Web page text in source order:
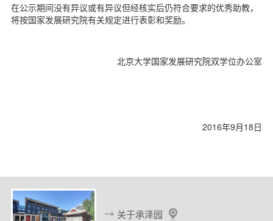
在公示期间没有异议或有异议但经核实后仍符合要求的优秀助教，
将按国家发展研究院有关规定进行表彰和奖励。
北京大学国家发展研究院双学位办公室
2016年9月18日
关于承泽园